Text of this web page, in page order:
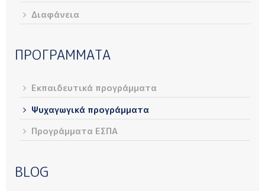
Διαφάνεια
ΠΡΟΓΡΑΜΜΑΤΑ
Εκπαιδευτικά προγράμματα
Ψυχαγωγικά προγράμματα
Προγράμματα ΕΣΠΑ
BLOG